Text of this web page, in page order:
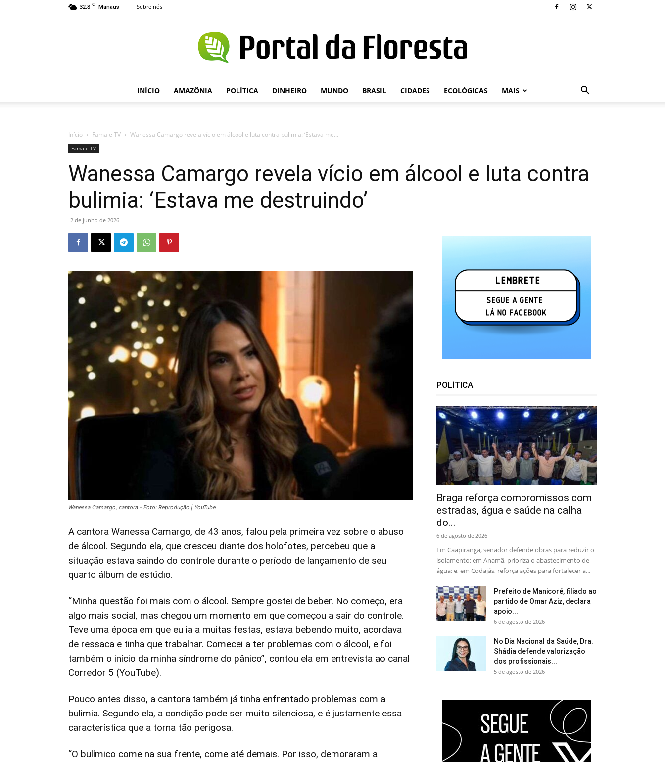
32.8 C Manaus Sobre nós
Portal
INÍCIO AMAZÔNIA POLÍTICA DINHEIRO MUNDO BRASIL CIDADES ECOLÓGICAS MAIS
Início Fama e TV Wanessa Camargo revela vício em álcool e luta contra bulimia: ‘Estava me...
Fama e TV
Wanessa Camargo revela vício em álcool e luta contra
bulimia: ‘Estava me destruindo’
2 de junho de 2026
Wanessa Camargo, cantora - Foto: Reprodução | YouTube
A cantora Wanessa Camargo, de 43 anos, falou pela primeira vez sobre o abuso
de álcool. Segundo ela, que cresceu diante dos holofotes, percebeu que a
situação estava saindo do controle durante o período de lançamento de seu
quarto álbum de estúdio.
“Minha questão foi mais com o álcool. Sempre gostei de beber. No começo, era
algo mais social, mas chegou um momento em que começou a sair do controle.
Teve uma época em que eu ia a muitas festas, estava bebendo muito, acordava
de ressaca e tinha que trabalhar. Comecei a ter problemas com o álcool, e foi
também o início da minha síndrome do pânico”, contou ela em entrevista ao canal
Corredor 5 (YouTube).
Pouco antes disso, a cantora também já tinha enfrentado problemas com a
bulimia. Segundo ela, a condição pode ser muito silenciosa, e é justamente essa
característica que a torna tão perigosa.
“O bulímico come na sua frente, come até demais. Por isso, demoraram a
POLÍTICA
Braga reforça compromissos com
estradas, água e saúde na calha
do...
6 de agosto de 2026
Em Caapiranga, senador defende obras para reduzir o
isolamento; em Anamã, prioriza o abastecimento de
água; e, em Codajás, reforça ações para fortalecer a...
Prefeito de Manicoré, filiado ao
partido de Omar Aziz, declara
apoio...
6 de agosto de 2026
No Dia Nacional da Saúde, Dra.
Shádia defende valorização
dos profissionais...
5 de agosto de 2026